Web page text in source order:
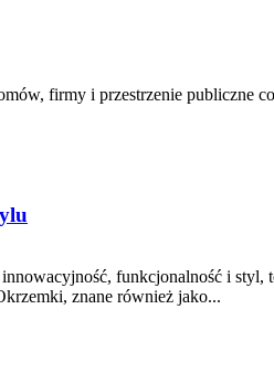
firmy i przestrzenie publiczne
funkcjonalność i
znane również jako...